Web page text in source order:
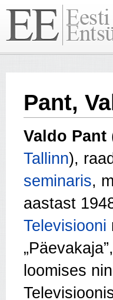
Pant,
Valdo Pant
Tallinn),
seminaris,
aastast
Televisiooni
loomises